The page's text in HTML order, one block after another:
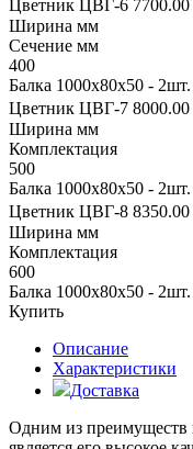
Цветник ЦВГ-6
Ширина мм
Сечение мм
400
Балка 1000х80х50 -
Цветник ЦВГ-7
Ширина мм
Комплектация
500
Балка 1000х80х50 -
Цветник ЦВГ-8
Ширина мм
Комплектация
600
Балка 1000х80х50 -
Купить
Описание
Характеристики
Доставка
Одним из преимуществ